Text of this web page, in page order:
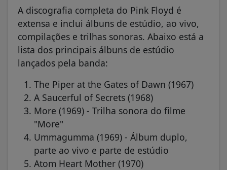
A discografia completa do Pink Floyd é
extensa e inclui álbuns de estúdio, ao vivo,
compilações e trilhas sonoras. Abaixo está a
lista dos principais álbuns de estúdio
lançados pela banda:
The Piper at the Gates of Dawn (1967)
A Saucerful of Secrets (1968)
More (1969) - Trilha sonora do filme
"More"
Ummagumma (1969) - Álbum duplo,
parte ao vivo e parte de estúdio
Atom Heart Mother (1970)